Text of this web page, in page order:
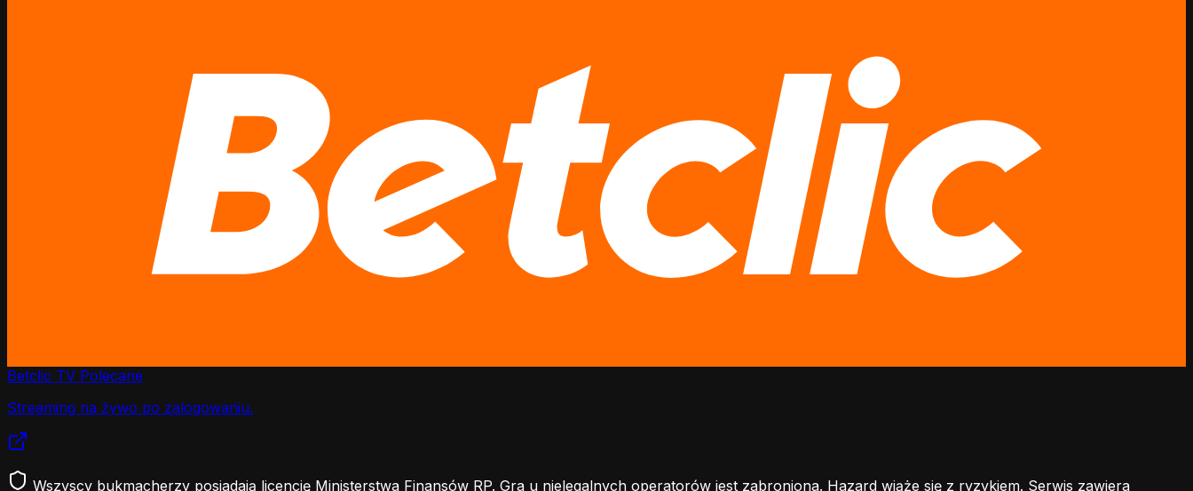
Betclic TV Polecane
Streaming na żywo po zalogowaniu.
Wszyscy bukmacherzy posiadają licencję Ministerstwa Finansów RP. Gra u nielegalnych operatorów jest zabroniona. Hazard wiąże się z ryzykiem. Serwis zawiera